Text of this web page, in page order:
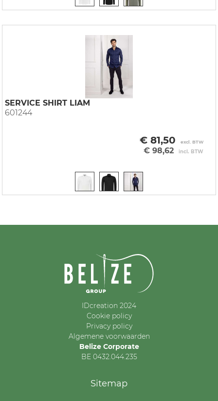
SERVICE SHIRT LIAM
601244
€ 81,50 excl. BTW
€ 98,62 incl. BTW
IDcreation 2024
Cookie policy
Privacy policy
Algemene voorwaarden
Belize Corporate
BE 0432.044.235
Sitemap